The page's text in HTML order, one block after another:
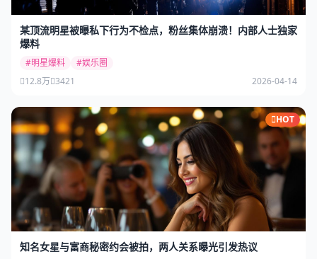
某顶流明星被曝私下行为不检点，粉丝集体崩溃！内部人士独家
爆料
#明星爆料
#娱乐圈
12.8万 3421 2026-04-14
HOT
知名女星与富商秘密约会被拍，两人关系曝光引发热议